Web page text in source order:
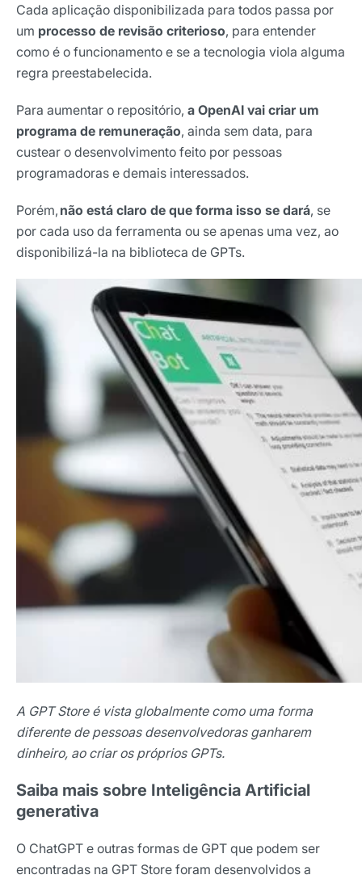
Cada aplicação disponibilizada para todos passa por
um processo de revisão criterioso, para entender
como é o funcionamento e se a tecnologia viola alguma
regra preestabelecida.
Para aumentar o repositório, a OpenAI vai criar um
programa de remuneração, ainda sem data, para
custear o desenvolvimento feito por pessoas
programadoras e demais interessados.
Porém, não está claro de que forma isso se dará, se
por cada uso da ferramenta ou se apenas uma vez, ao
disponibilizá-la na biblioteca de GPTs.
A GPT Store é vista globalmente como uma forma
diferente de pessoas desenvolvedoras ganharem
dinheiro, ao criar os próprios GPTs.
Saiba mais sobre Inteligência Artificial
generativa
O ChatGPT e outras formas de GPT que podem ser
encontradas na GPT Store foram desenvolvidos a